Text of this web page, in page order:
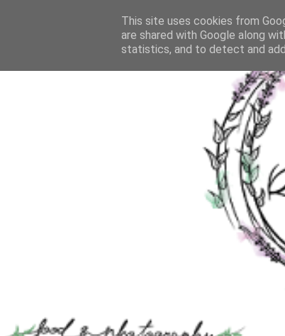
This site uses cookies from
are shared with Google along
statistics, and to detect and